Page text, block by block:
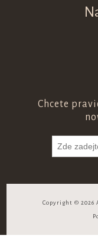
Chcete
Copyright © 2026